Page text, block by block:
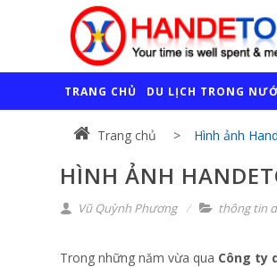
TRANG CHỦ DU LỊCH TRONG
Trang chủ Hình ảnh
HÌNH ẢNH
Vũ Quỳnh Phương thông tin
Trong những năm vừa qua Công ty